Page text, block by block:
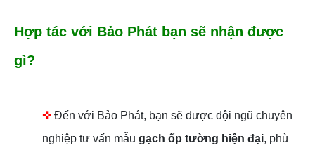
Hợp tác với Bảo Phát bạn sẽ nhận được
gì?
✜ Đến với Bảo Phát, bạn sẽ được đội ngũ chuyên
nghiệp tư vấn mẫu gạch ốp tường hiện đại, phù